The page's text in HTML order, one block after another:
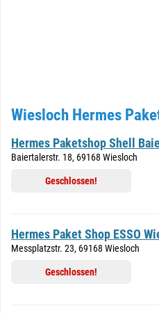
Wiesloch Hermes
Hermes Paketshop Shell
Baiertalerstr. 18, 69168 Wiesloch
Geschlossen!
Hermes Paket Shop ESSO
Messplatzstr. 23, 69168 Wiesloch
Geschlossen!